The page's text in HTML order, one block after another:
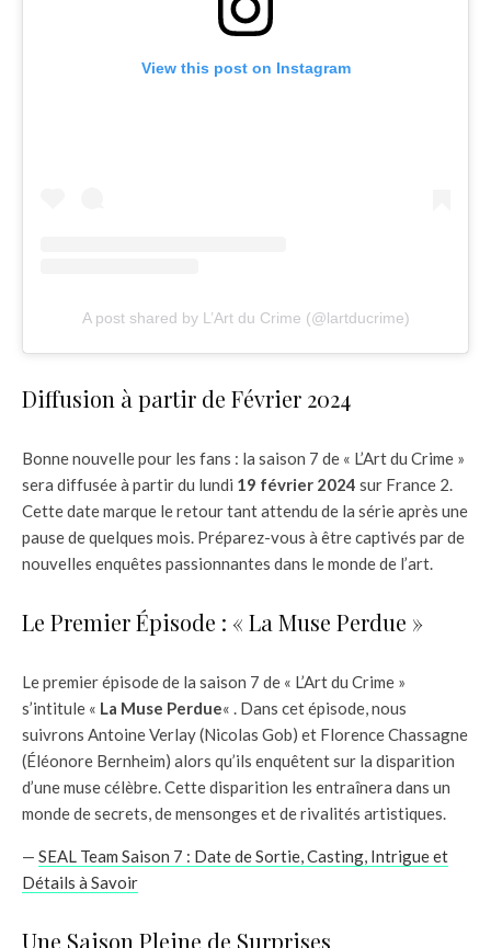
View this post on Instagram
A post shared by L’Art du Crime (@lartducrime)
Diffusion à partir de Février 2024
Bonne nouvelle pour les fans : la saison 7 de « L’Art du Crime »
sera diffusée à partir du lundi 19 février 2024 sur France 2.
Cette date marque le retour tant attendu de la série après une
pause de quelques mois. Préparez-vous à être captivés par de
nouvelles enquêtes passionnantes dans le monde de l’art.
Le Premier Épisode : « La Muse Perdue »
Le premier épisode de la saison 7 de « L’Art du Crime »
s’intitule « La Muse Perdue« . Dans cet épisode, nous
suivrons Antoine Verlay (Nicolas Gob) et Florence Chassagne
(Éléonore Bernheim) alors qu’ils enquêtent sur la disparition
d’une muse célèbre. Cette disparition les entraînera dans un
monde de secrets, de mensonges et de rivalités artistiques.
— SEAL Team Saison 7 : Date de Sortie, Casting, Intrigue et
Détails à Savoir
Une Saison Pleine de Surprises